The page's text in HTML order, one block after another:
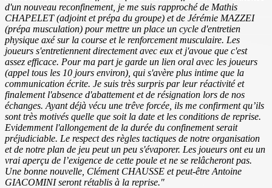
d'un nouveau reconfinement, je me suis rapproché de Mathis
CHAPELET (adjoint et prépa du groupe) et de Jérémie MAZZEI
(prépa musculation) pour mettre un place un cycle d'entretien
physique axé sur la course et le renforcement musculaire. Les
joueurs s'entretiennent directement avec eux et j'avoue que c'est
assez efficace. Pour ma part je garde un lien oral avec les joueurs
(appel tous les 10 jours environ), qui s'avère plus intime que la
communication écrite. Je suis très surpris par leur réactivité et
finalement l'absence d'abattement et de résignation lors de nos
échanges. Ayant déjà vécu une trêve forcée, ils me confirment qu’ils
sont très motivés quelle que soit la date et les conditions de reprise.
Evidemment l'allongement de la durée du confinement serait
préjudiciable. Le respect des règles tactiques de notre organisation
et de notre plan de jeu peut un peu s'évaporer. Les joueurs ont eu un
vrai aperçu de l’exigence de cette poule et ne se relâcheront pas.
Une bonne nouvelle, Clément CHAUSSE et peut-être Antoine
GIACOMINI seront rétablis à la reprise."